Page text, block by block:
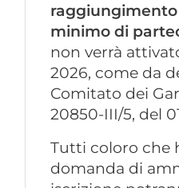
minimo di
non verrà
2026, come da
Comitato dei
20850-III/5, del
Tutti coloro che
domanda di